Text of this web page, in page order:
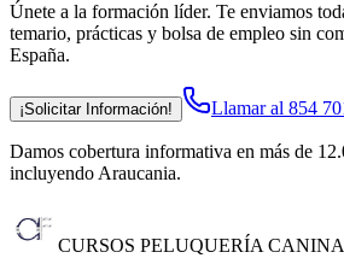
Únete a la formación líder. Te enviamos
temario, prácticas y bolsa de empleo sin
España.
¡Solicitar Información! Llamar al 854
Damos cobertura informativa en más de
incluyendo Araucania.
CURSOS PELUQUERÍA CANINA